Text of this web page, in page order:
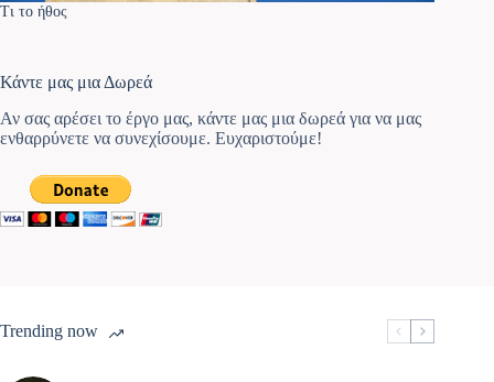
Τι το ήθος
Κάντε μας μια Δωρεά
Αν σας αρέσει το έργο μας, κάντε μας μια δωρεά για να μας
ενθαρρύνετε να συνεχίσουμε. Ευχαριστούμε!
Trending now